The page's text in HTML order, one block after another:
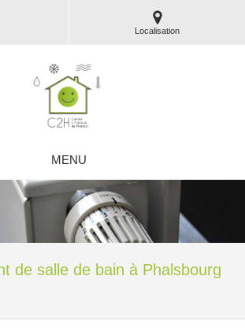
Localisation
MENU
de salle de bain à Phalsbourg